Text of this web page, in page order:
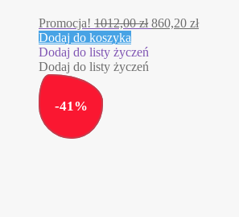
Promocja! 1012,00zł Pierwotna
860,20 złAktualna
Dodaj do koszyka
Dodaj do listy życzeń
Dodaj do listy życzeń
-41 %